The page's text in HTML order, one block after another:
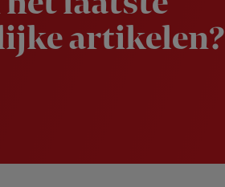
artikelen?